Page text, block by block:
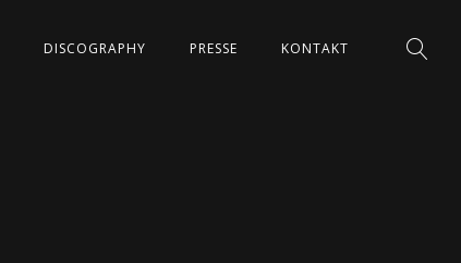
DISCOGRAPHY PRESSE KONTAKT